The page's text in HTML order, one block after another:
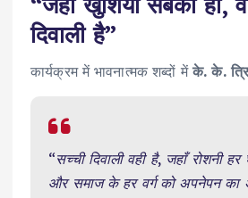
दिवाली है”
कार्यक्रम में भावनात्मक शब्दों मेंके. के.
“सच्ची दिवाली वही है, जहाँ रोशनी
और समाज के हर वर्ग को अपनेपन का